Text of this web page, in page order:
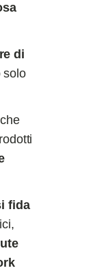
di
solo
fida